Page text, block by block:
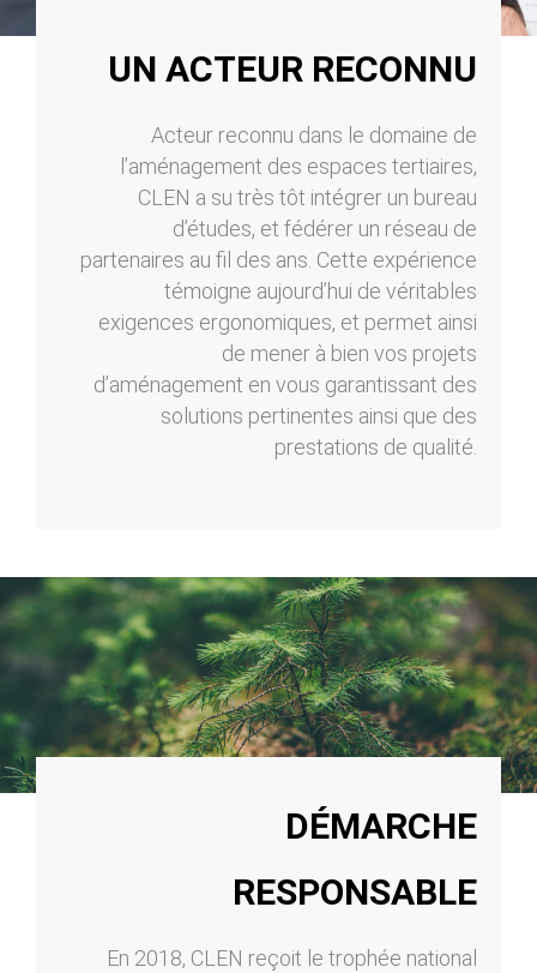
UN ACTEUR RECONNU
Acteur reconnu dans le domaine de
l’aménagement des espaces tertiaires,
CLEN a su très tôt intégrer un bureau
d’études, et fédérer un réseau de
partenaires au fil des ans. Cette expérience
témoigne aujourd’hui de véritables
exigences ergonomiques, et permet ainsi
de mener à bien vos projets
d’aménagement en vous garantissant des
solutions pertinentes ainsi que des
prestations de qualité.
DÉMARCHE
RESPONSABLE
En 2018, CLEN reçoit le trophée national